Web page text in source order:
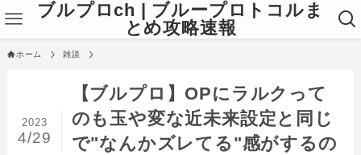
ブルプロch | ブループロトコルま
とめ攻略速報
ホーム 雑談
【ブルプロ】OPにラルクって
のも玉や変な近未来設定と同じ
で"なんかズレてる"感がするの
2023
4/29